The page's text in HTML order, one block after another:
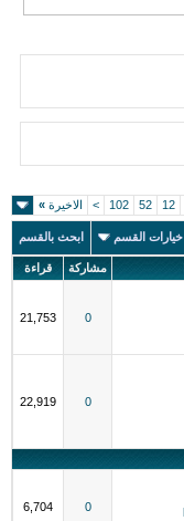
12
52
102
> الاخيرة »
خيارات القسم ابحث بالقسم
مشاركة قراءة
0
21,753
0
22,919
0
6,704